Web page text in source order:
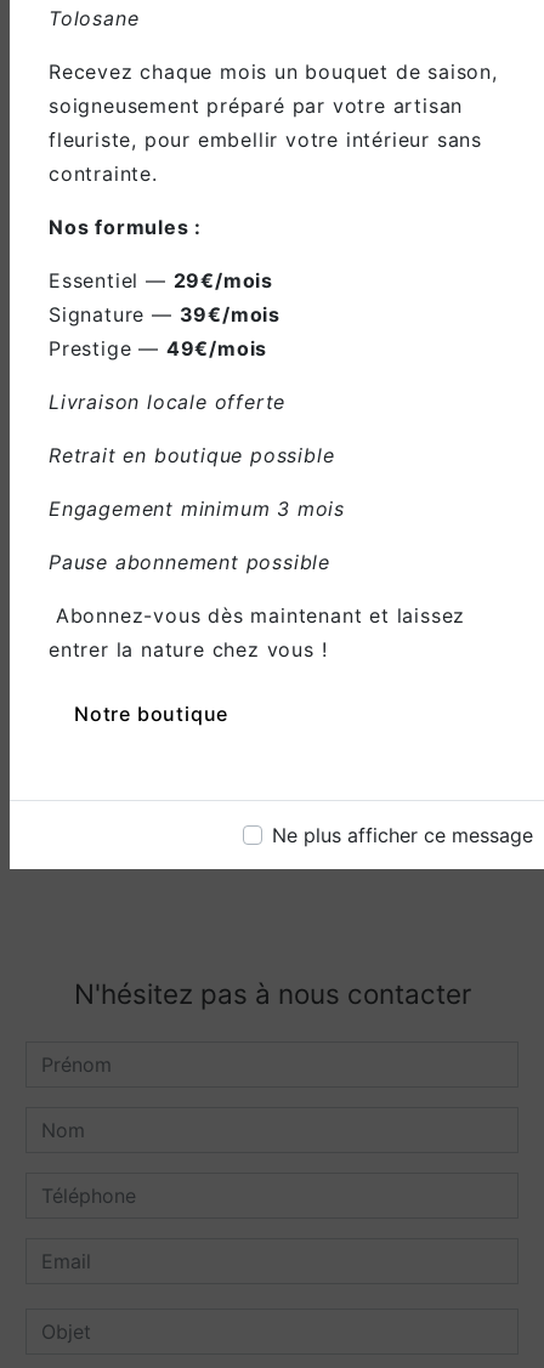
Tolosane
Recevez chaque mois un bouquet de saison,
soigneusement préparé par votre artisan
fleuriste, pour embellir votre intérieur sans
contrainte.
Nos formules :
Essentiel — 29€/mois
Signature — 39€/mois
Prestige — 49€/mois
Livraison locale offerte
Retrait en boutique possible
Engagement minimum 3 mois
Pause abonnement possible
Abonnez-vous dès maintenant et laissez
entrer la nature chez vous !
Notre boutique
Ne plus afficher ce message
24 Boulevard du Nord, 31220
Téléphone
05 61 98 66 96
N'hésitez pas à nous contacter